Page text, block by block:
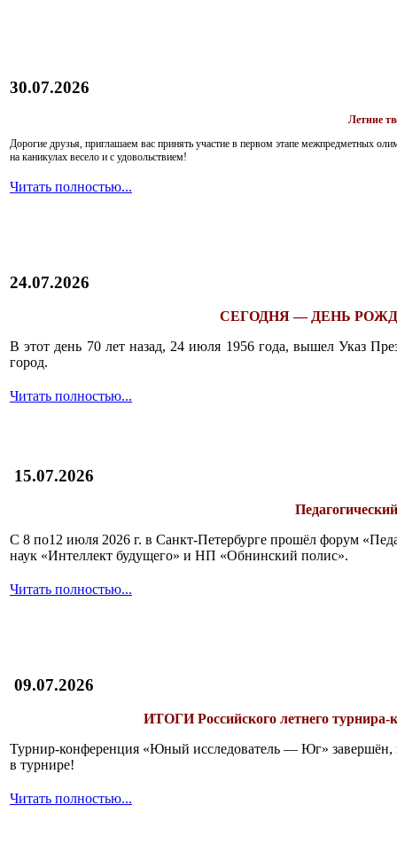
30.07.2026
Летние
Дорогие друзья, приглашаем вас принять участие в первом этапе межпредметных
на каникулах весело и с удовольствием!
Читать полностью...
24.07.2026
СЕГОДНЯ — ДЕНЬ
В этот день 70 лет назад, 24 июля 1956 года, вышел Указ
город.
Читать полностью...
15.07.2026
С 8 по12 июля 2026 г. в Санкт-Петербурге прошёл форум
наук «Интеллект будущего» и НП «Обнинский полис».
Читать полностью...
09.07.2026
ИТОГИРоссийского летнего
Турнир-конференция «Юный исследователь — Юг» завершён,
в турнире!
Читать полностью...